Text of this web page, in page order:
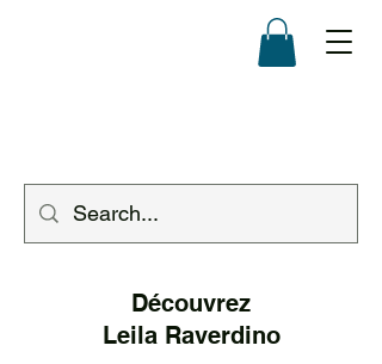
Découvrez
Leila Raverdino